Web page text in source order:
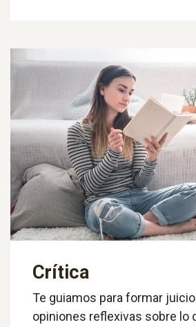
Crítica
Te guiamos para formar
opiniones reflexivas sobre lo